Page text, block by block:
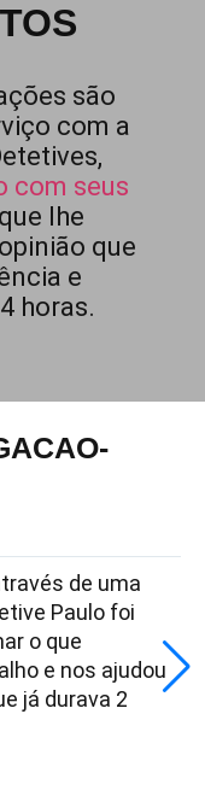
são
com a
com seus
lhe
que
e
horas.
de uma
Paulo foi
o que
e nos ajudou
já durava 2